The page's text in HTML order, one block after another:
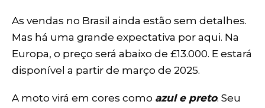
As vendas no Brasil ainda estão sem detalhes.
Mas há uma grande expectativa por aqui. Na
Europa, o preço será abaixo de £13.000. E estará
disponível a partir de março de 2025.
A moto virá em cores como azul e preto. Seu